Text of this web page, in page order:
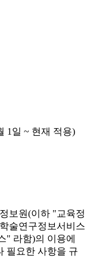
1일 ~ 현재 적용)
보원(이하 "교육정
술연구정보서비스
" 라함)의 이용에
필요한 사항을 규